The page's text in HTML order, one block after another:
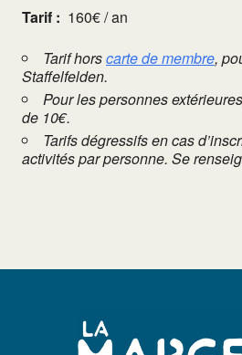
Tarif : 160€ / an
Tarif horscarte de membre,
Staffelfelden.
Pour les personnes
de 10€.
Tarifs dégressifs en cas
activités par personne. Se